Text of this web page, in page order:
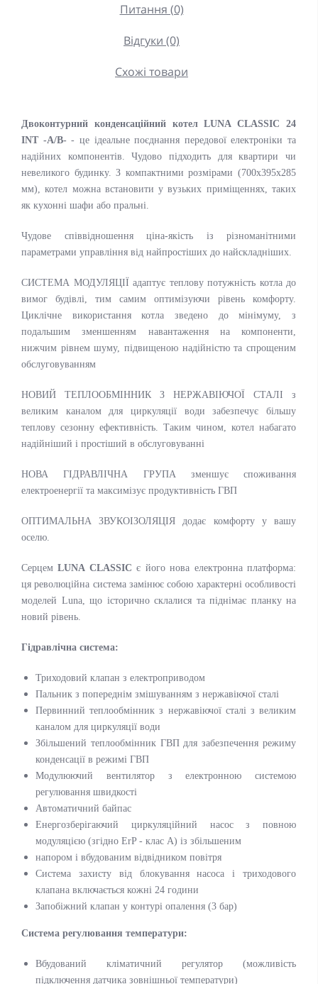
Питання (0)
Відгуки (0)
Схожі товари
Двоконтурний конденсаційний котел LUNA CLASSIC 24
INT -A/В- - це ідеальне поєднання передової електроніки та
надійних компонентів. Чудово підходить для квартири чи
невеликого будинку. З компактними розмірами (700x395x285
мм), котел можна встановити у вузьких приміщеннях, таких
як кухонні шафи або пральні.
Чудове співвідношення ціна-якість із різноманітними
параметрами управління від найпростіших до найскладніших.
СИСТЕМА МОДУЛЯЦІЇ адаптує теплову потужність котла до
вимог будівлі, тим самим оптимізуючи рівень комфорту.
Циклічне використання котла зведено до мінімуму, з
подальшим зменшенням навантаження на компоненти,
нижчим рівнем шуму, підвищеною надійністю та спрощеним
обслуговуванням
НОВИЙ ТЕПЛООБМІННИК З НЕРЖАВІЮЧОЇ СТАЛІ з
великим каналом для циркуляції води забезпечує більшу
теплову сезонну ефективність. Таким чином, котел набагато
надійніший і простіший в обслуговуванні
НОВА ГІДРАВЛІЧНА ГРУПА зменшує споживання
електроенергії та максимізує продуктивність ГВП
ОПТИМАЛЬНА ЗВУКОІЗОЛЯЦІЯдодає комфорту у вашу
оселю.
СерцемLUNA CLASSIC є його нова електронна платформа:
ця революційна система замінює собою характерні особливості
моделей Luna, що історично склалися та піднімає планку на
новий рівень.
Гідравлічна система:
Триходовий клапан з електроприводом
Пальник з попереднім змішуванням з нержавіючої сталі
Первинний теплообмінник з нержавіючої сталі з великим
каналом для циркуляції води
Збільшений теплообмінник ГВП для забезпечення режиму
конденсації в режимі ГВП
Модулюючий вентилятор з електронною системою
регулювання швидкості
Автоматичний байпас
Енергозберігаючий циркуляційний насос з повною
модуляцією (згідно ErP - клас A) із збільшеним
напором і вбудованим відвідником повітря
Система захисту від блокування насоса і триходового
клапана включається кожні 24 години
Запобіжний клапан у контурі опалення (3 бар)
Система регулювання температури:
Вбудований кліматичний регулятор (можливість
підключення датчика зовнішньої температури)